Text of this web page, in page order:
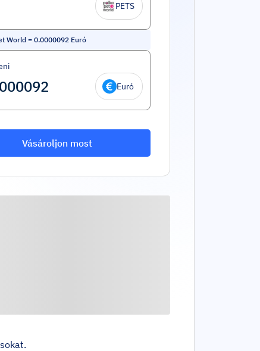
PETS
World = 0.0000092 Euró
Euró
Vásároljon most